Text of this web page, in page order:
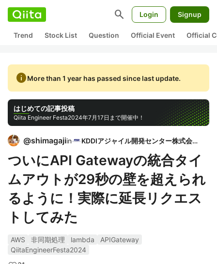
search Login Signup
Trend Stock List Question Official Event Official
infoMore than 1 year has passed since last update.
はじめての記事投稿
Qiita Engineer Festa2024年7月17日まで開催中！
@shimagajiin KDDIアジャイル開発センター株式会社
ついにAPI Gatewayの統合タイ
ムアウトが29秒の壁を超えられ
るように！実際に延長リクエス
トしてみた
AWS 非同期処理 lambda
APIGateway
QiitaEngineerFesta2024